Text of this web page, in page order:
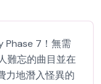
Phase 7！無需
難忘的曲目並在
力地潛入怪異的